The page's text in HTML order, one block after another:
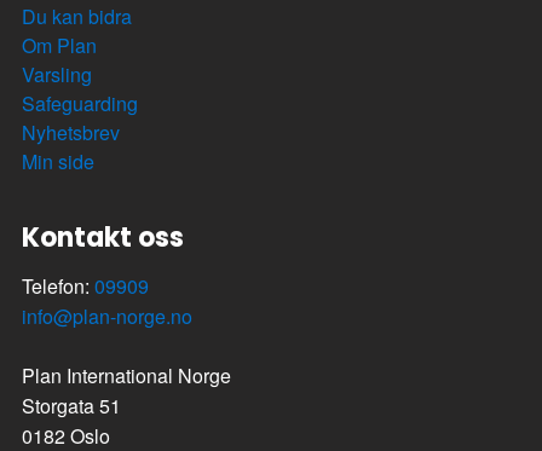
Du kan bidra
Om Plan
Varsling
Safeguarding
Nyhetsbrev
Min side
Kontakt oss
Telefon: 09909
info@plan-norge.no
Plan International Norge
Storgata 51
0182 Oslo